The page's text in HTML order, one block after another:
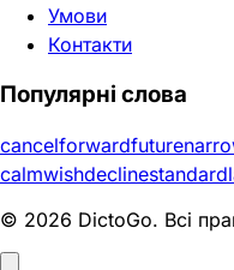
Умови
Контакти
Популярні слова
cancelforwardfuture
calmwishdeclinestandard
© 2026 DictoGo. Всі